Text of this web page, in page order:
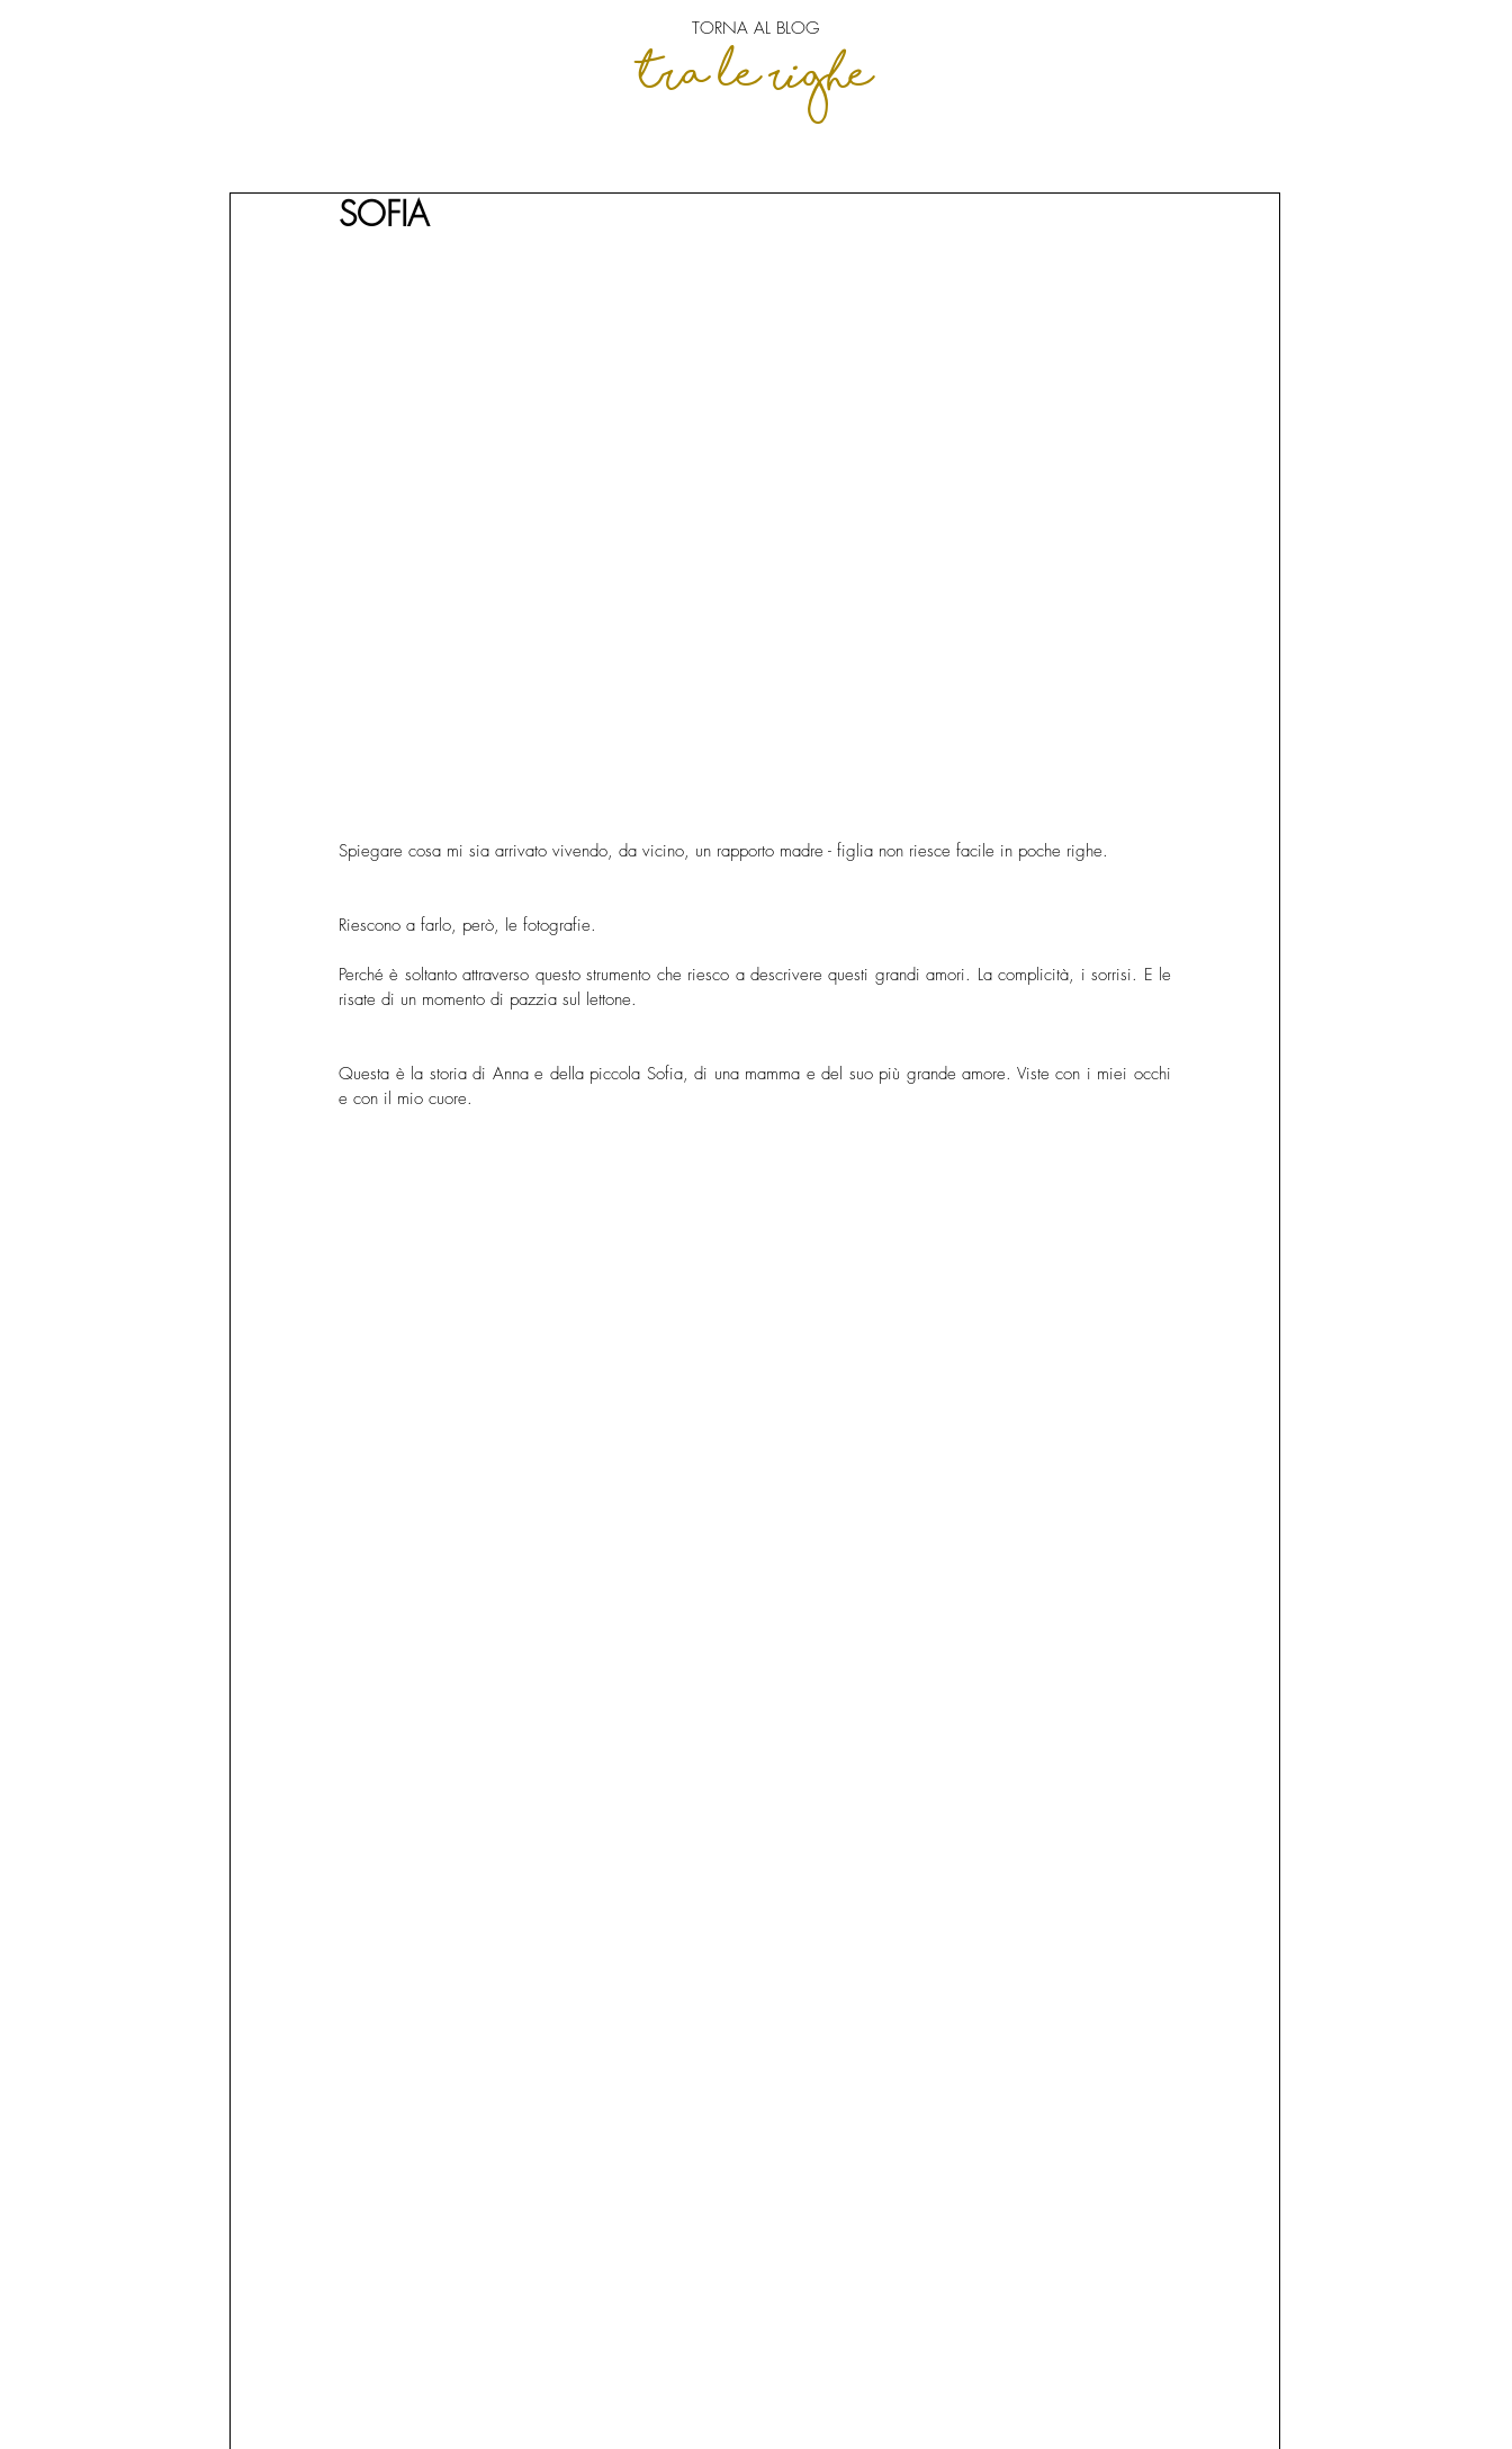
TORNA AL BLOG
tra le righe
SOFIA
Spiegare cosa mi sia arrivato vivendo, da vicino, un rapporto madre - figlia non riesce facile in poche righe.
Riescono a farlo, però, le fotografie.
Perché è soltanto attraverso questo strumento che riesco a descrivere questi grandi amori. La complicità, i sorrisi. E le
risate di un momento di pazzia sul lettone.
Questa è la storia di Anna e della piccola Sofia, di una mamma e del suo più grande amore. Viste con i miei occhi
e con il mio cuore.